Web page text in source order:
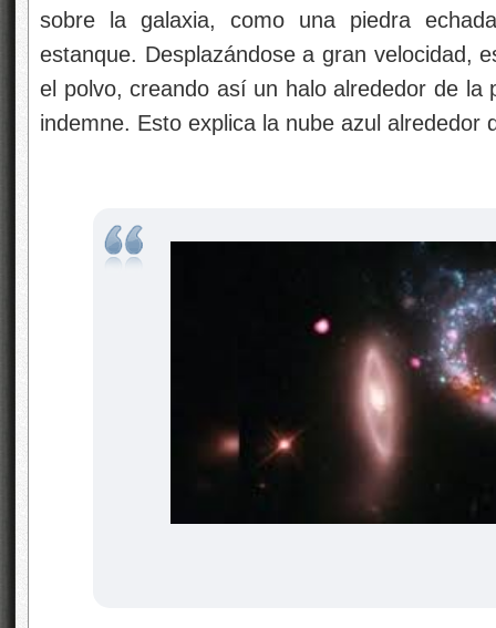
sobre la galaxia, como una piedra
estanque. Desplazándose a gran velocidad,
el polvo, creando así un halo alrededor de la
indemne. Esto explica la nube azul alrededor